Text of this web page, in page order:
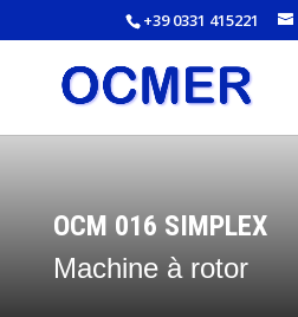
+39 0331 415221
OCM 016 SIMPLEX
Machine à rotor